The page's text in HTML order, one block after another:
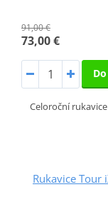
91,00 €
73,00 €
Celoroční
Rukavice Tour